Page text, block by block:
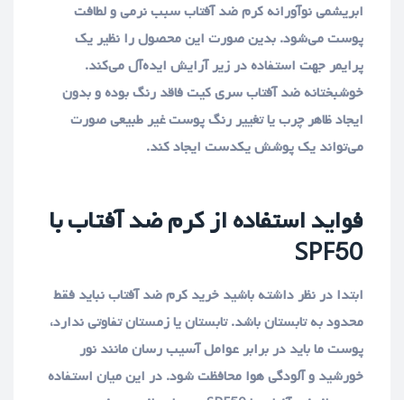
ابریشمی نوآورانه کرم ضد آفتاب سبب نرمی و لطافت
پوست می‌شود. بدین صورت این محصول را نظیر یک
پرایمر جهت استفاده در زیر آرایش ایده‌آل می‌کند.
خوشبختانه ضد آفتاب سری کیت فاقد رنگ بوده و بدون
ایجاد ظاهر چرب یا تغییر رنگ پوست غیر طبیعی صورت
می‌تواند یک پوشش یکدست ایجاد کند.
فواید استفاده از کرم ضد آفتاب با
SPF50
ابتدا در نظر داشته باشید خرید کرم ضد آفتاب نباید فقط
محدود به تابستان باشد. تابستان یا زمستان تفاوتی ندارد،
پوست ما باید در برابر عوامل آسیب رسان مانند نور
خورشید و آلودگی هوا محافظت شود. در این میان استفاده